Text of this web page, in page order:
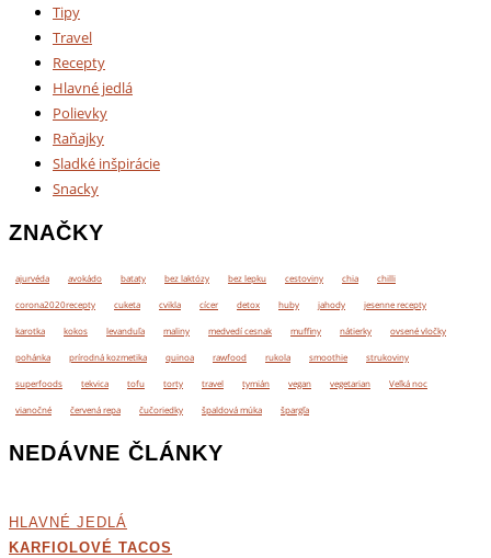
Tipy
Travel
Recepty
Hlavné jedlá
Polievky
Raňajky
Sladké inšpirácie
Snacky
ZNAČKY
ajurvéda avokádo bataty bez laktózy bez lepku cestoviny chia chilli
corona2020recepty cuketa cvikla cícer detox huby jahody jesenne recepty
karotka kokos levanduľa maliny medvedí cesnak muffiny nátierky ovsené vločky
pohánka prírodná kozmetika quinoa rawfood rukola smoothie strukoviny
superfoods tekvica tofu torty travel tymián vegan vegetarian Veľká noc
vianočné červená repa čučoriedky špaldová múka špargľa
NEDÁVNE ČLÁNKY
HLAVNÉ JEDLÁ
KARFIOLOVÉ TACOS